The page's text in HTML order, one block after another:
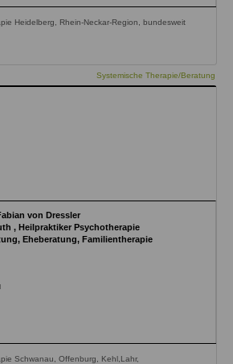
Heidelberg, Rhein-Neckar-Region, bundesweit
Systemische Therapie/Beratung
von Dressler
, Heilpraktiker Psychotherapie
Eheberatung, Familientherapie
Schwanau, Offenburg, Kehl,Lahr,